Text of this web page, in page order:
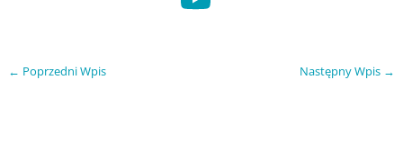
← Poprzedni Wpis Następny Wpis →